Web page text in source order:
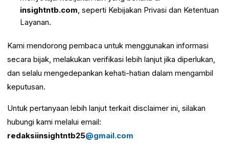
insightntb.com, seperti Kebijakan Privasi dan Ketentuan
Layanan.
Kami mendorong pembaca untuk menggunakan informasi
secara bijak, melakukan verifikasi lebih lanjut jika diperlukan,
dan selalu mengedepankan kehati-hatian dalam mengambil
keputusan.
Untuk pertanyaan lebih lanjut terkait disclaimer ini, silakan
hubungi kami melalui email:
redaksiinsightntb25@gmail.com